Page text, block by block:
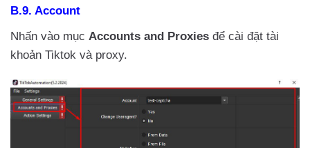
B.9. Account
Nhấn vào mục Accounts and Proxies để cài đặt tài
khoản Tiktok và proxy.